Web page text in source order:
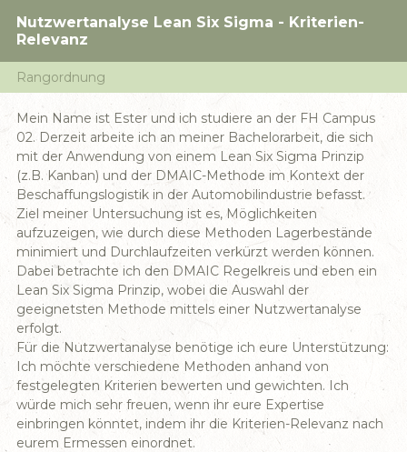
Nutzwertanalyse Lean Six Sigma - Kriterien-
Relevanz
Rangordnung
Mein Name ist Ester und ich studiere an der FH Campus
02. Derzeit arbeite ich an meiner Bachelorarbeit, die sich
mit der Anwendung von einem Lean Six Sigma Prinzip
(z.B. Kanban) und der DMAIC-Methode im Kontext der
Beschaffungslogistik in der Automobilindustrie befasst.
Ziel meiner Untersuchung ist es, Möglichkeiten
aufzuzeigen, wie durch diese Methoden Lagerbestände
minimiert und Durchlaufzeiten verkürzt werden können.
Dabei betrachte ich den DMAIC Regelkreis und eben ein
Lean Six Sigma Prinzip, wobei die Auswahl der
geeignetsten Methode mittels einer Nutzwertanalyse
erfolgt.
Für die Nutzwertanalyse benötige ich eure Unterstützung:
Ich möchte verschiedene Methoden anhand von
festgelegten Kriterien bewerten und gewichten. Ich
würde mich sehr freuen, wenn ihr eure Expertise
einbringen könntet, indem ihr die Kriterien-Relevanz nach
eurem Ermessen einordnet.